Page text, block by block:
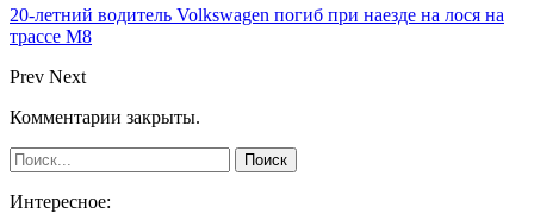
20-летний водитель Volkswagen погиб при наезде на лося на
трассе М8
Prev Next
Комментарии закрыты.
Интересное: